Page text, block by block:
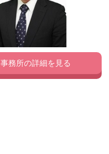
事務所の詳細を見る